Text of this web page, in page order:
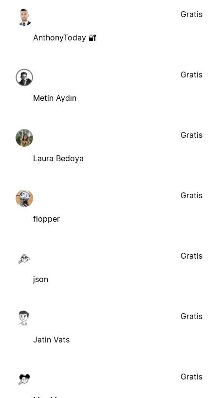
AnthonyToday 🔐
Gratis
Metin Aydın
Gratis
Laura Bedoya
Gratis
flopper
Gratis
json
Gratis
Jatin Vats
Gratis
Gratis